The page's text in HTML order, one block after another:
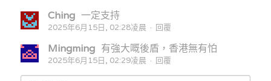
Ching 一定支持
2025年6月15日, 02:28凌晨 · 回覆
Mingming 有強大嘅後盾，香港無有怕
2025年6月15日, 02:29凌晨 · 回覆